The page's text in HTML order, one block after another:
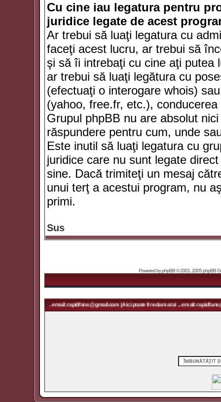
Cu cine iau legatura pentru
juridice legate de acest
Ar trebui să luaţi legatura cu
faceţi acest lucru, ar trebui să
şi să îi intrebaţi cu cine aţi putea
ar trebui să luaţi legătura cu
(efectuaţi o interogare whois)
(yahoo, free.fr, etc.),
Grupul phpBB nu are absolut
răspundere pentru cum, unde
Este inutil să luaţi legatura cu
juridice care nu sunt legate
sine. Dacă trimiteţi un mesaj
unui terţ a acestui program, nu
primi.
Sus
Powered byphpBB© 2001, 2005 phpBB
... email: rapidfans@gmail.com | Aici poate fi reclama ta! ... email: rapidfans@gmail.com